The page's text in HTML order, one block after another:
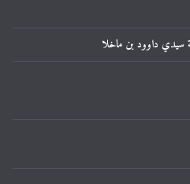
سيدي داوود بن ماخلا